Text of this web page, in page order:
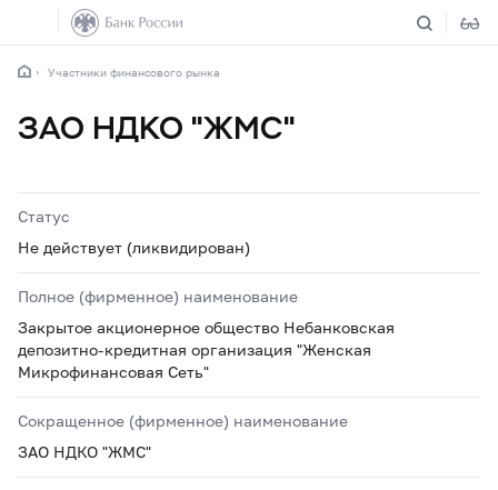
Участники финансового рынка
ЗАО НДКО "ЖМС"
Статус
Не действует (ликвидирован)
Полное (фирменное) наименование
Закрытое акционерное общество Небанковская
депозитно-кредитная организация "Женская
Микрофинансовая Сеть"
Сокращенное (фирменное) наименование
ЗАО НДКО "ЖМС"